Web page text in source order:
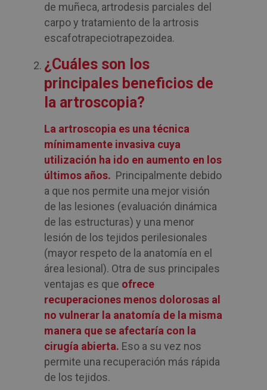
de muñeca, artrodesis parciales del
carpo y tratamiento de la artrosis
escafotrapeciotrapezoidea.
¿Cuáles son los
principales beneficios de
la artroscopia?
La artroscopia es una técnica
mínimamente invasiva cuya
utilización ha ido en aumento en los
últimos años. Principalmente debido
a que nos permite una mejor visión
de las lesiones (evaluación dinámica
de las estructuras) y una menor
lesión de los tejidos perilesionales
(mayor respeto de la anatomía en el
área lesional). Otra de sus principales
ventajas es que ofrece
recuperaciones menos dolorosas al
no vulnerar la anatomía de la misma
manera que se afectaría con la
cirugía abierta. Eso a su vez nos
permite una recuperación más rápida
de los tejidos.